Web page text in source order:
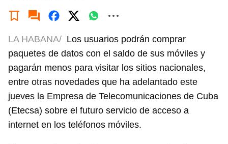
LA HABANA/ Los usuarios podrán comprar
paquetes de datos con el saldo de sus móviles y
pagarán menos para visitar los sitios nacionales,
entre otras novedades que ha adelantado este
jueves la Empresa de Telecomunicaciones de Cuba
(Etecsa) sobre el futuro servicio de acceso a
internet en los teléfonos móviles.